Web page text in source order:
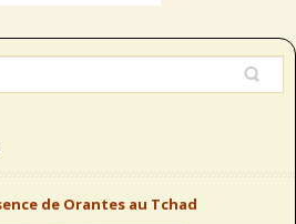
de Orantes au Tchad